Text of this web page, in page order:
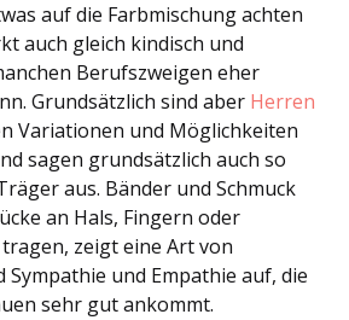
auf die Farbmischung achten
auch gleich kindisch und
Berufszweigen eher
Grundsätzlich sind aber Herren
Variationen und Möglichkeiten
sagen grundsätzlich auch so
aus. Bänder und Schmuck
an Hals, Fingern oder
zeigt eine Art von
und Empathie auf, die
sehr gut ankommt.